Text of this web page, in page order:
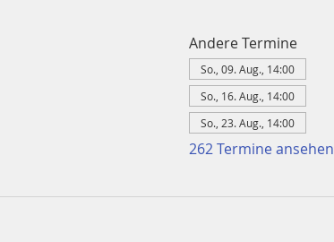
Andere Termine
So., 09. Aug., 14:00
So., 16. Aug., 14:00
So., 23. Aug., 14:00
262 Termine ansehen